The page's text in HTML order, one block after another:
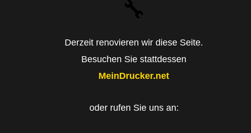
🔧
Derzeit renovieren wir diese Seite.
Besuchen Sie stattdessen
MeinDrucker.net
oder rufen Sie uns an: